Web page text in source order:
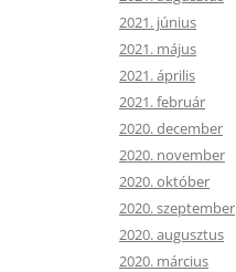
2021. június
2021. május
2021. április
2021. február
2020. december
2020. november
2020. október
2020. szeptember
2020. augusztus
2020. március